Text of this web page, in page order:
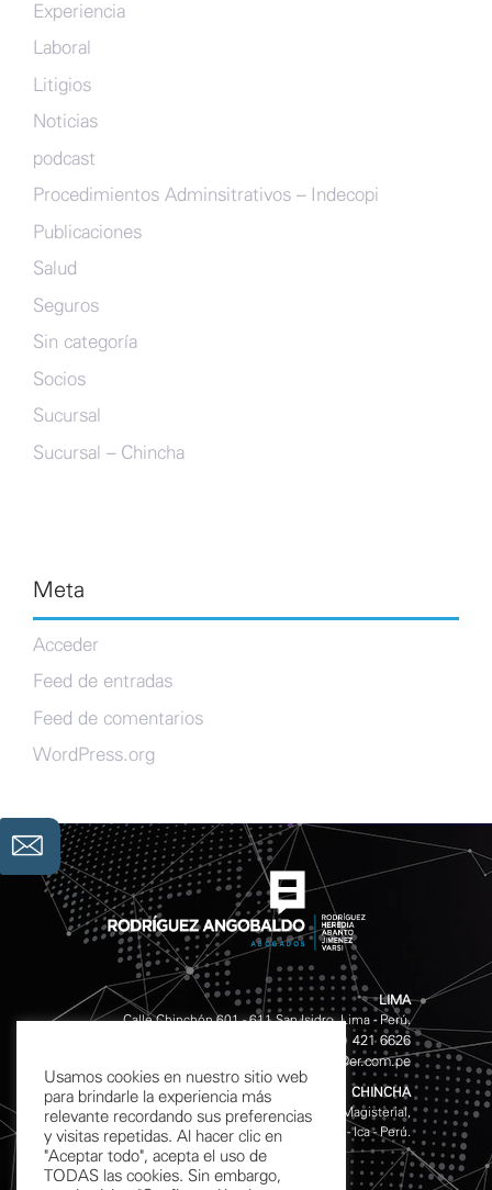
Experiencia
Laboral
Litigios
Noticias
podcast
Procedimientos Adminsitrativos – Indecopi
Publicaciones
Salud
Seguros
Sin categoría
Socios
Sucursal
Sucursal – Chincha
Meta
Acceder
Feed de entradas
Feed de comentarios
WordPress.org
LIMA
Calle Chinchón 601 - 611 San Isidro, Lima - Perú.
(511) 421 6626
info@er.com.pe
CHINCHA
Av. Garcilazo de la Vega S/N, Mz. D Lote 10, Urb. Magisterial,
Chincha Alta - Ica - Perú.
Usamos cookies en nuestro sitio web
para brindarle la experiencia más
relevante recordando sus preferencias
y visitas repetidas. Al hacer clic en
"Aceptar todo", acepta el uso de
TODAS las cookies. Sin embargo,